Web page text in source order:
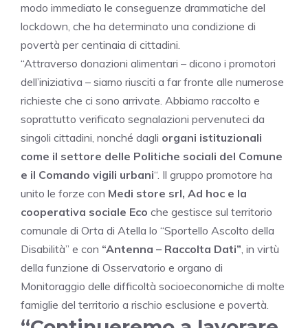
modo immediato le conseguenze drammatiche del
lockdown, che ha determinato una condizione di
povertà per centinaia di cittadini.
“Attraverso donazioni alimentari – dicono i promotori
dell’iniziativa – siamo riusciti a far fronte alle numerose
richieste che ci sono arrivate. Abbiamo raccolto e
soprattutto verificato segnalazioni pervenuteci da
singoli cittadini, nonché dagli organi istituzionali
come il settore delle Politiche sociali del Comune
e il Comando vigili urbani“. Il gruppo promotore ha
unito le forze con Medi store srl, Ad hoc e la
cooperativa sociale Eco che gestisce sul territorio
comunale di Orta di Atella lo “Sportello Ascolto della
Disabilità” e con “Antenna – Raccolta Dati”, in virtù
della funzione di Osservatorio e organo di
Monitoraggio delle difficoltà socioeconomiche di molte
famiglie del territorio a rischio esclusione e povertà.